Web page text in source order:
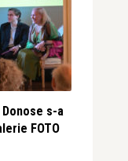
s-a
FOTO